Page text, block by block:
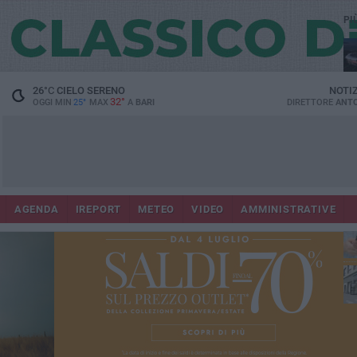
26°CCIELO SERENO
OGGI MIN 25° MAX 32° A BARI DIRETTORE
AGENDA IREPORT METEO VIDEO AMMINISTRATIVE